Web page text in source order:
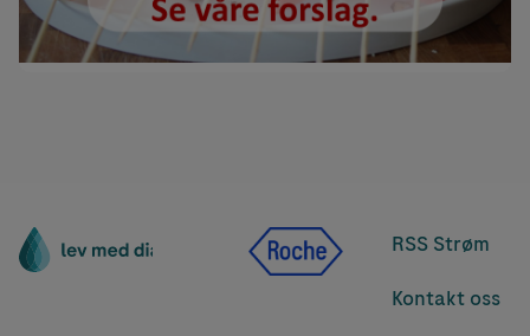
RSS Strøm
Kontakt oss